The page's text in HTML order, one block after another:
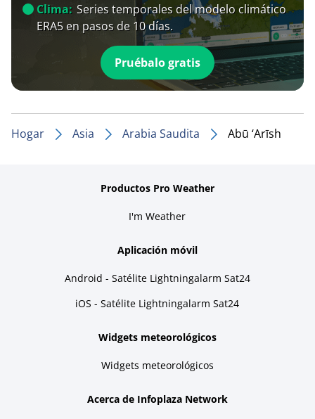
Clima: Series temporales del modelo climático
ERA5 en pasos de 10 días.
Pruébalo gratis
Hogar Asia Arabia Saudita Abū ‘Arīsh
Productos Pro Weather
I'm Weather
Aplicación móvil
Android - Satélite Lightningalarm Sat24
iOS - Satélite Lightningalarm Sat24
Widgets meteorológicos
Widgets meteorológicos
Acerca de Infoplaza Network